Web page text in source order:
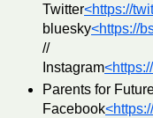
Twitter<https://
bluesky<https://
//
Instagram
Parents for
Facebook